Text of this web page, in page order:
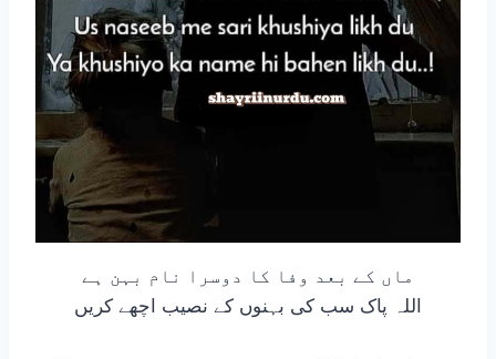
ماں کے بعد وفا کا دوسرا نام بہن ہے
اللہ پاک سب کی بہنوں کے نصیب اچھے کریں